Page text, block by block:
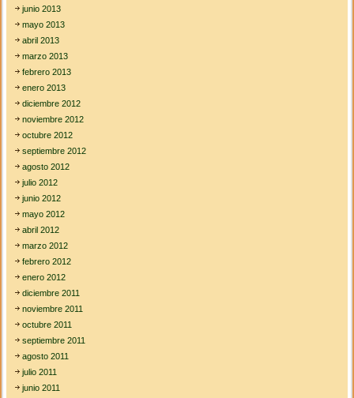
junio 2013
mayo 2013
abril 2013
marzo 2013
febrero 2013
enero 2013
diciembre 2012
noviembre 2012
octubre 2012
septiembre 2012
agosto 2012
julio 2012
junio 2012
mayo 2012
abril 2012
marzo 2012
febrero 2012
enero 2012
diciembre 2011
noviembre 2011
octubre 2011
septiembre 2011
agosto 2011
julio 2011
junio 2011